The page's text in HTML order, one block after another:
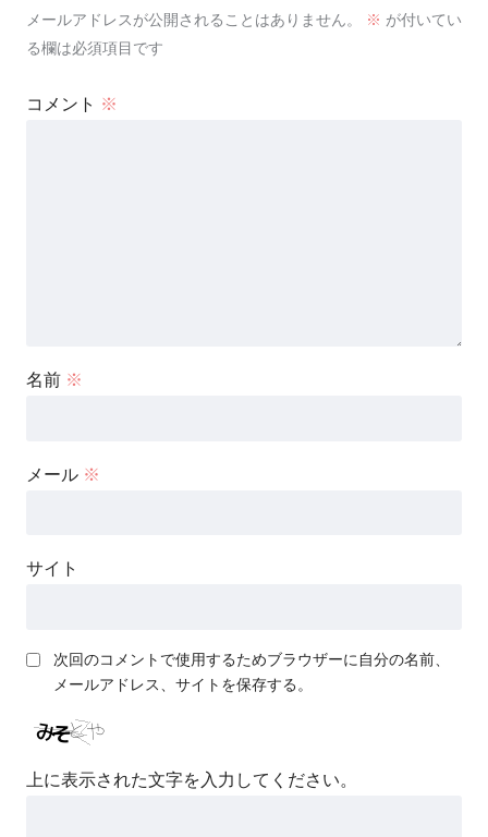
メールアドレスが公開されることはありません。 ※ が付いてい
る欄は必須項目です
コメント ※
名前 ※
メール ※
サイト
次回のコメントで使用するためブラウザーに自分の名前、
メールアドレス、サイトを保存する。
上に表示された文字を入力してください。